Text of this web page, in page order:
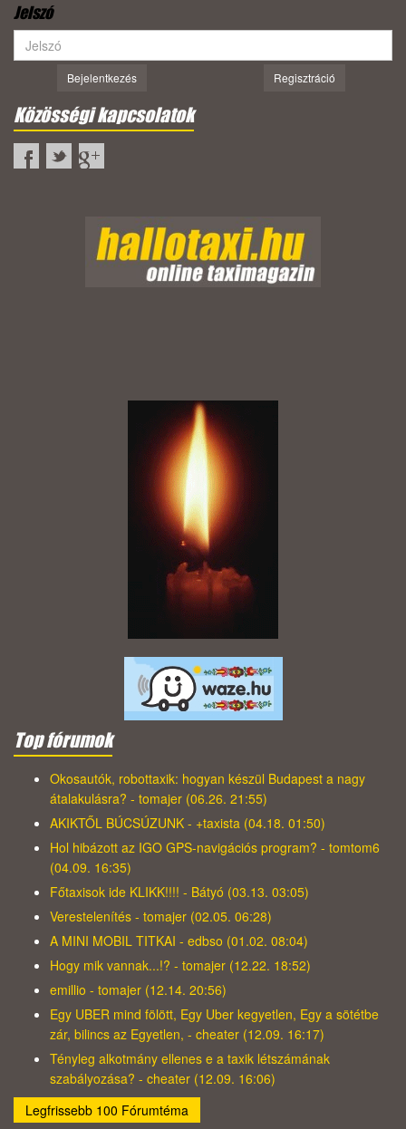
Jelszó
Bejelentkezés Regisztráció
Közösségi kapcsolatok
Top fórumok
Okosautók, robottaxik: hogyan készül Budapest a nagy
átalakulásra? - tomajer (06.26. 21:55)
AKIKTŐL BÚCSÚZUNK - +taxista (04.18. 01:50)
Hol hibázott az IGO GPS-navigációs program? - tomtom6
(04.09. 16:35)
Főtaxisok ide KLIKK!!!! - Bátyó (03.13. 03:05)
Verestelenítés - tomajer (02.05. 06:28)
A MINI MOBIL TITKAI - edbso (01.02. 08:04)
Hogy mik vannak...!? - tomajer (12.22. 18:52)
emillio - tomajer (12.14. 20:56)
Egy UBER mind fölött, Egy Uber kegyetlen, Egy a sötétbe
zár, bilincs az Egyetlen, - cheater (12.09. 16:17)
Tényleg alkotmány ellenes e a taxik létszámának
szabályozása? - cheater (12.09. 16:06)
Legfrissebb 100 Fórumtéma